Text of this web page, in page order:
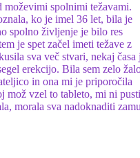
moževimi spolnimi težavami.
ko je imel 36 let, bila je
spolno življenje je bilo res
je spet začel imeti težave z
sva več stvari, nekaj časa
erekcijo. Bila sem zelo
in ona mi je priporočila
mož vzel to tableto, mi ni
morala sva nadoknaditi